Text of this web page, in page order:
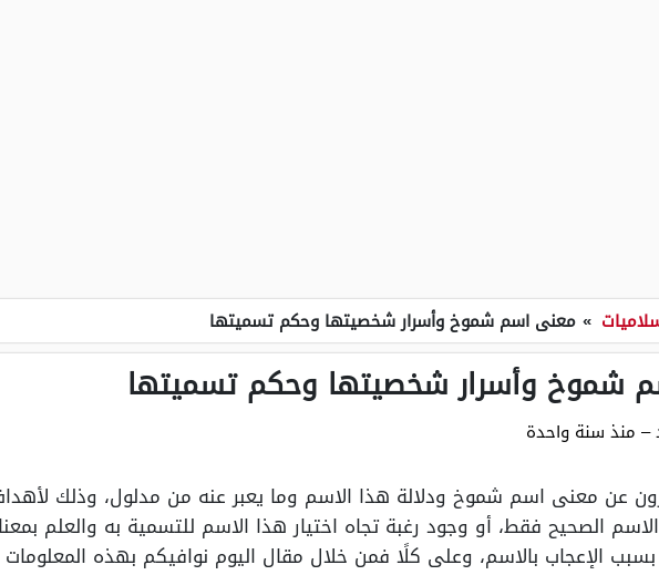
» معنى اسم شموخ وأسرار شخصيتها وحكم تسميتها
شموخ وأسرار شخصيتها وحكم تسميتها
– منذ سنة واحدة
عن معنى اسم شموخ ودلالة هذا الاسم وما يعبر عنه من مدلول، وذلك
الصحيح فقط، أو وجود رغبة تجاه اختيار هذا الاسم للتسمية به والعلم
بسبب الإعجاب بالاسم، وعلى كلًا فمن خلال مقال اليوم نوافيكم بهذه